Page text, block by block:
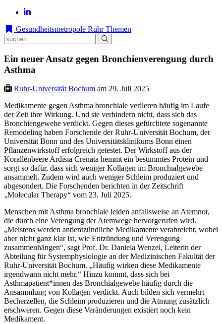
Gesundheitsmetropole Ruhr Themen
Ein neuer Ansatz gegen Bronchienverengung durch
Asthma
Ruhr-Universität Bochum am 29. Juli 2025
Medikamente gegen Asthma bronchiale verlieren häufig im Laufe
der Zeit ihre Wirkung. Und sie verhindern nicht, dass sich das
Bronchiengewebe verdickt. Gegen dieses gefürchtete sogenannte
Remodeling haben Forschende der Ruhr-Universität Bochum, der
Universität Bonn und des Universitätsklinikums Bonn einen
Pflanzenwirkstoff erfolgreich getestet. Der Wirkstoff aus der
Korallenbeere Ardisia Crenata hemmt ein bestimmtes Protein und
sorgt so dafür, dass sich weniger Kollagen im Bronchialgewebe
ansammelt. Zudem wird auch weniger Schleim produziert und
abgesondert. Die Forschenden berichten in der Zeitschrift
„Molecular Therapy“ vom 23. Juli 2025.
Menschen mit Asthma bronchiale leiden anfallsweise an Atemnot,
die durch eine Verengung der Atemwege hervorgerufen wird.
„Meistens werden antientzündliche Medikamente verabreicht, wobei
aber nicht ganz klar ist, wie Entzündung und Verengung
zusammenhängen“, sagt Prof. Dr. Daniela Wenzel, Leiterin der
Abteilung für Systemphysiologie an der Medizinischen Fakultät der
Ruhr-Universität Bochum. „Häufig wirken diese Medikamente
irgendwann nicht mehr.“ Hinzu kommt, dass sich bei
Asthmapatient*innen das Bronchialgewebe häufig durch die
Ansammlung von Kollagen verdickt. Auch bilden sich vermehrt
Becherzellen, die Schleim produzieren und die Atmung zusätzlich
erschweren. Gegen diese Veränderungen existiert noch kein
Medikament.